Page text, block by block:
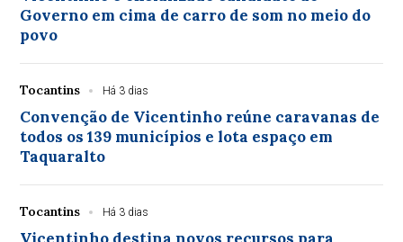
Governo em cima de carro de som no meio do
povo
Tocantins Há 3 dias
Convenção de Vicentinho reúne caravanas de
todos os 139 municípios e lota espaço em
Taquaralto
Tocantins Há 3 dias
Vicentinho destina novos recursos para